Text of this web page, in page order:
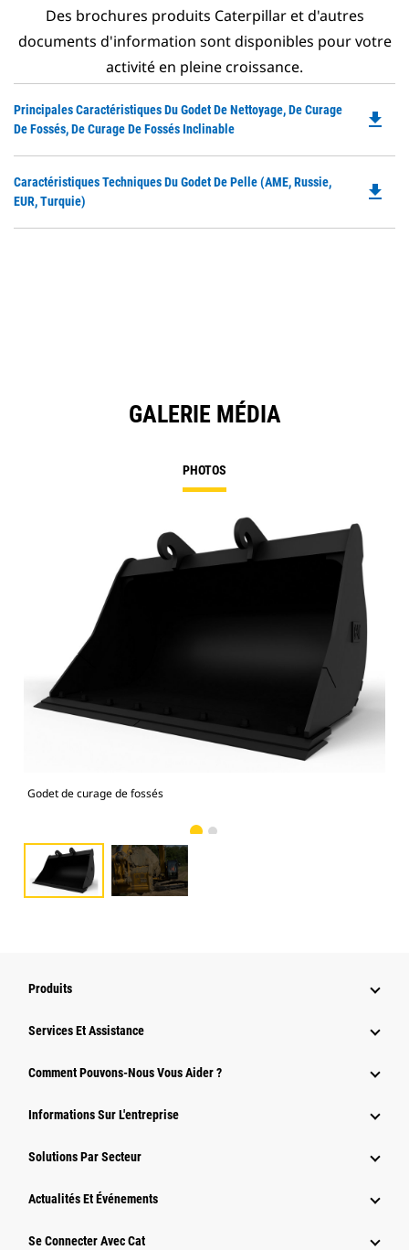
Des brochures produits Caterpillar et d'autres
documents d'information sont disponibles pour votre
activité en pleine croissance.
Principales Caractéristiques Du Godet De Nettoyage, De Curage
De Fossés, De Curage De Fossés Inclinable
file_download
Caractéristiques Techniques Du Godet De Pelle (AME, Russie,
EUR, Turquie)
file_download
GALERIE MÉDIA
PHOTOS
Godet de curage de fossés
Produits
Services Et Assistance
Comment Pouvons-Nous Vous Aider ?
Informations Sur L'entreprise
Solutions Par Secteur
Actualités Et Événements
Se Connecter Avec Cat